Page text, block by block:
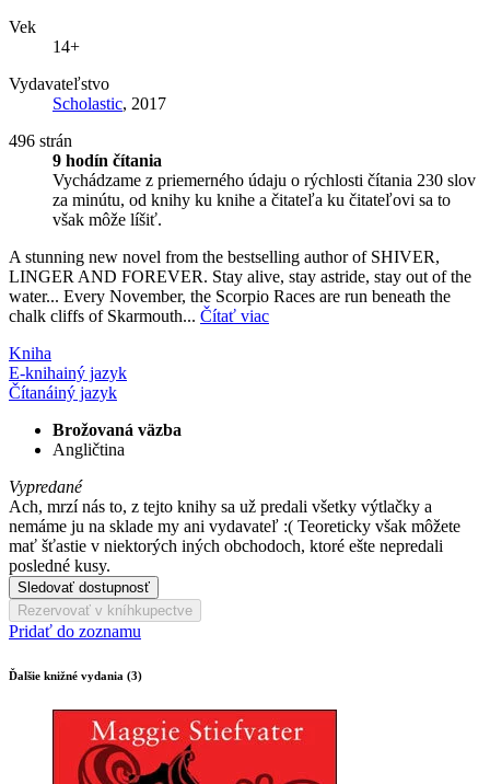
Vek
14+
Vydavateľstvo
Scholastic, 2017
496 strán
9 hodín čítania
Vychádzame z priemerného údaju o rýchlosti čítania 230 slov
za minútu, od knihy ku knihe a čitateľa ku čitateľovi sa to
však môže líšiť.
A stunning new novel from the bestselling author of SHIVER,
LINGER AND FOREVER. Stay alive, stay astride, stay out of the
water... Every November, the Scorpio Races are run beneath the
chalk cliffs of Skarmouth... Čítať viac
Kniha
E-knihainý jazyk
Čítanáiný jazyk
Brožovaná väzba
Angličtina
Vypredané
Ach, mrzí nás to, z tejto knihy sa už predali všetky výtlačky a
nemáme ju na sklade my ani vydavateľ :( Teoreticky však môžete
mať šťastie v niektorých iných obchodoch, ktoré ešte nepredali
posledné kusy.
Sledovať dostupnosť
Rezervovať v kníhkupectve
Pridať do zoznamu
Ďalšie knižné vydania (3)